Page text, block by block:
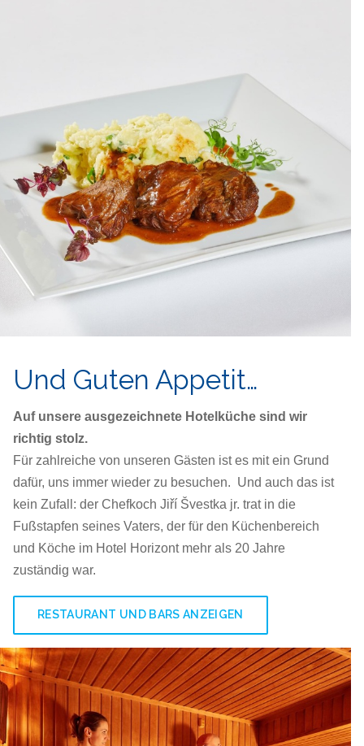
Und Guten Appetit…
Auf unsere ausgezeichnete Hotelküche sind wir
richtig stolz.
Für zahlreiche von unseren Gästen ist es mit ein Grund
dafür, uns immer wieder zu besuchen. Und auch das ist
kein Zufall: der Chefkoch Jiří Švestka jr. trat in die
Fußstapfen seines Vaters, der für den Küchenbereich
und Köche im Hotel Horizont mehr als 20 Jahre
zuständig war.
RESTAURANT UND BARS ANZEIGEN